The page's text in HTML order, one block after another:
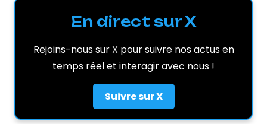
En direct sur X
Rejoins-nous sur X pour suivre nos actus en
temps réel et interagir avec nous !
Suivre sur X